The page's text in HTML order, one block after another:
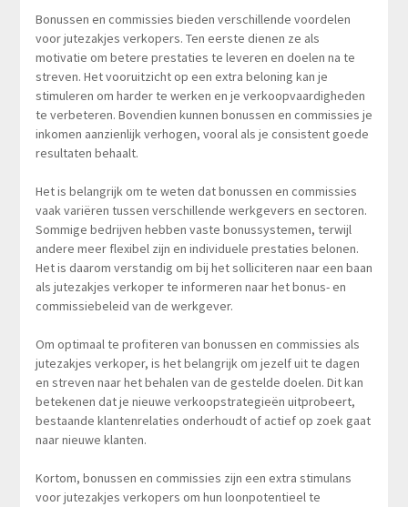
Bonussen en commissies bieden verschillende voordelen
voor jutezakjes verkopers. Ten eerste dienen ze als
motivatie om betere prestaties te leveren en doelen na te
streven. Het vooruitzicht op een extra beloning kan je
stimuleren om harder te werken en je verkoopvaardigheden
te verbeteren. Bovendien kunnen bonussen en commissies je
inkomen aanzienlijk verhogen, vooral als je consistent goede
resultaten behaalt.
Het is belangrijk om te weten dat bonussen en commissies
vaak variëren tussen verschillende werkgevers en sectoren.
Sommige bedrijven hebben vaste bonussystemen, terwijl
andere meer flexibel zijn en individuele prestaties belonen.
Het is daarom verstandig om bij het solliciteren naar een baan
als jutezakjes verkoper te informeren naar het bonus- en
commissiebeleid van de werkgever.
Om optimaal te profiteren van bonussen en commissies als
jutezakjes verkoper, is het belangrijk om jezelf uit te dagen
en streven naar het behalen van de gestelde doelen. Dit kan
betekenen dat je nieuwe verkoopstrategieën uitprobeert,
bestaande klantenrelaties onderhoudt of actief op zoek gaat
naar nieuwe klanten.
Kortom, bonussen en commissies zijn een extra stimulans
voor jutezakjes verkopers om hun loonpotentieel te